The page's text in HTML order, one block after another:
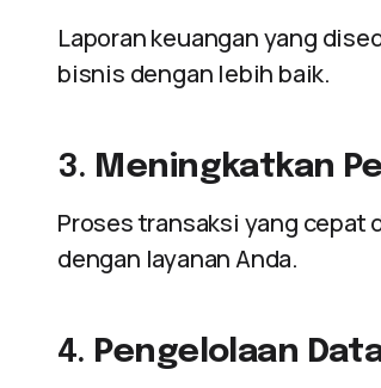
Laporan keuangan yang
bisnis dengan lebih baik.
3. Meningkatkan
Proses transaksi yang cepat
dengan layanan Anda.
4. Pengelolaan